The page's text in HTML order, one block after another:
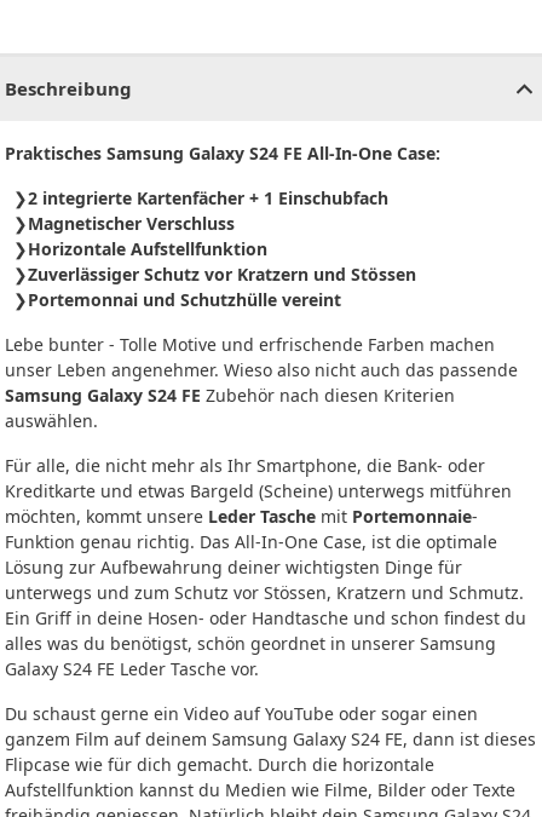
Beschreibung
Praktisches Samsung Galaxy S24 FE All-In-One Case:
2 integrierte Kartenfächer + 1 Einschubfach
Magnetischer Verschluss
Horizontale Aufstellfunktion
Zuverlässiger Schutz vor Kratzern und Stössen
Portemonnai und Schutzhülle vereint
Lebe bunter - Tolle Motive und erfrischende Farben machen
unser Leben angenehmer. Wieso also nicht auch das passende
Samsung Galaxy S24 FE Zubehör nach diesen Kriterien
auswählen.
Für alle, die nicht mehr als Ihr Smartphone, die Bank- oder
Kreditkarte und etwas Bargeld (Scheine) unterwegs mitführen
möchten, kommt unsere Leder Tasche mit Portemonnaie-
Funktion genau richtig. Das All-In-One Case, ist die optimale
Lösung zur Aufbewahrung deiner wichtigsten Dinge für
unterwegs und zum Schutz vor Stössen, Kratzern und Schmutz.
Ein Griff in deine Hosen- oder Handtasche und schon findest du
alles was du benötigst, schön geordnet in unserer Samsung
Galaxy S24 FE Leder Tasche vor.
Du schaust gerne ein Video auf YouTube oder sogar einen
ganzem Film auf deinem Samsung Galaxy S24 FE, dann ist dieses
Flipcase wie für dich gemacht. Durch die horizontale
Aufstellfunktion kannst du Medien wie Filme, Bilder oder Texte